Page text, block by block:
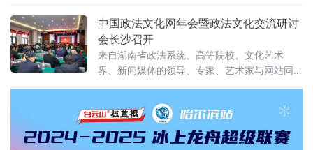
之间的交流与合作，共谋未来，深度推进互助
共赢，以“迎马奔腾·茶香四海”为主题，海丝茶
道产业融合发展论坛暨“两岸茶匠”2025年度盛
会”于2月1日在福建福州隆重举行。
中国政法文化网年会暨政法文化交流研讨
会长沙召开
来自湖南省政法系统、高等院校、文化艺术
界、新闻媒体的领导、专家、艺术家与网站同
度工作的总结与展望会，也是一次政法文化与
法治精神深度融合的思想碰撞会，更是一曲以
文化魂、以法聚力、携手迈向